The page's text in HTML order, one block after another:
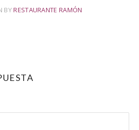
BYRESTAURANTE RAMÓN